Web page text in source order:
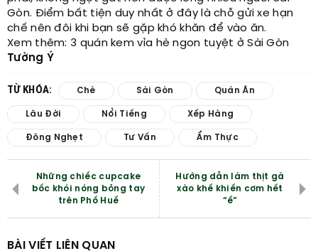
Gòn. Điểm bất tiện duy nhất ở đây là chỗ gửi xe hạn
chế nên đôi khi bạn sẽ gặp khó khăn để vào ăn.
Xem thêm: 3 quán kem vỉa hè ngon tuyệt ở Sài Gòn
Tường Ý
TỪ KHÓA: Chè Sài Gòn Quán Ăn
Lâu Đời Nổi Tiếng Xếp Hàng
Đông Nghẹt Tư Vấn Ẩm Thực
Những chiếc cupcake
bốc khói nóng bỏng tay
trên Phố Huế
Hướng dẫn làm thịt gà
xào khế khiến cơm hết
“ế”
BÀI VIẾT LIÊN QUAN